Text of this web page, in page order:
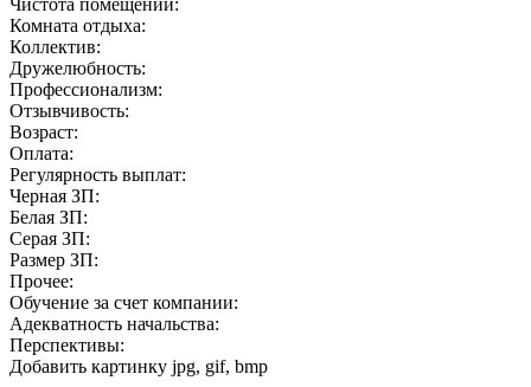
Чистота помещений:
Комната отдыха:
Коллектив:
Дружелюбность:
Профессионализм:
Отзывчивость:
Возраст:
Оплата:
Регулярность выплат:
Черная ЗП:
Белая ЗП:
Серая ЗП:
Размер ЗП:
Прочее:
Обучение за счет компании:
Адекватность начальства:
Перспективы:
Добавить картинку jpg, gif, bmp